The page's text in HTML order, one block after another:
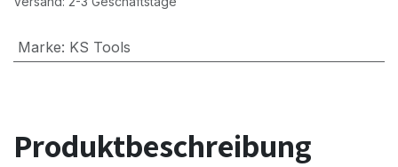
Marke: KS Tools
Produktbeschreibung